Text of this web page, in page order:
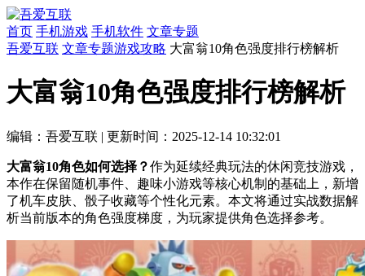
首页 手机游戏 手机软件 文章专题
吾爱互联 文章专题游戏攻略 大富翁10角色强度排行榜解析
大富翁10角色强度排行榜解析
编辑：吾爱互联 | 更新时间：2025-12-14 10:32:01
大富翁10角色如何选择？作为延续经典玩法的休闲竞技游戏，
本作在保留随机事件、趣味小游戏等核心机制的基础上，新增
了机车皮肤、骰子收藏等个性化元素。本文将通过实战数据解
析当前版本的角色强度梯度，为玩家提供角色选择参考。